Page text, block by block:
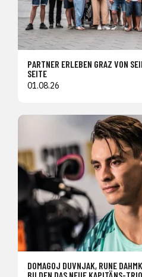
PARTNER ERLEBEN GRAZ VON
SEITE
01.08.26
DOMAGOJ DUVNJAK, RUNE
BILDEN DAS NEUE KAPITÄNS-